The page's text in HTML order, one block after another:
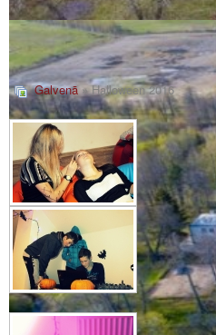
Galvenā» Halloween 2016